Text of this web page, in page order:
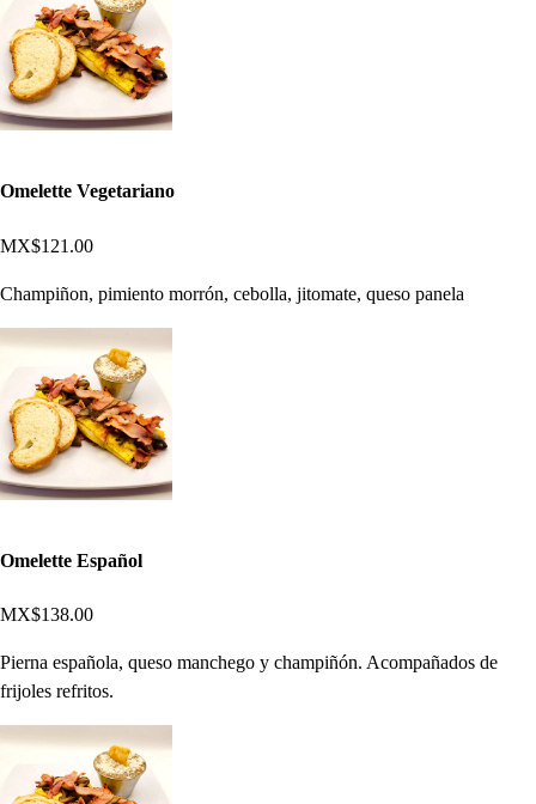
Omelette Vegetariano
MX$121.00
Champiñon, pimiento morrón, cebolla, jitomate, queso panela
Omelette Español
MX$138.00
Pierna española, queso manchego y champiñón. Acompañados de
frijoles refritos.